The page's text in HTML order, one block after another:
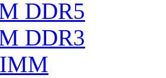
DDR5
DDR3